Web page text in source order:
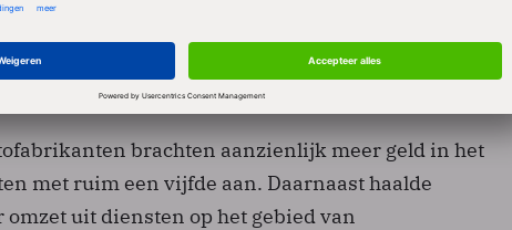
van navigatiekastjes veel lager zijn dan die
en diensten. Die omzet bleef de afgelopen tijd wel
in lijn met de verwachtingen.
brachten aanzienlijk meer geld in het
met ruim een vijfde aan. Daarnaast haalde
uit diensten op het gebied van